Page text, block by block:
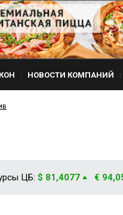
НОВОСТИ КОМПАНИЙ
ЦБ: $ 81,4077 €